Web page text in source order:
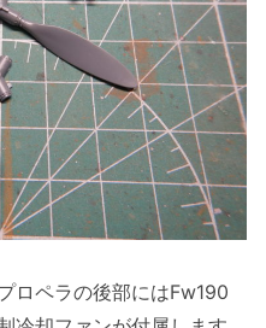
ロペラの後部にはFw190